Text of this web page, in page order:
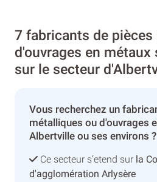
7 fabricants de
d'ouvrages en
sur le secteur
Vous recherchez un
métalliques ou d'ouvrages
Albertville ou ses environs ?
Ce secteur s’etend sur la
d'agglomération Arlysère